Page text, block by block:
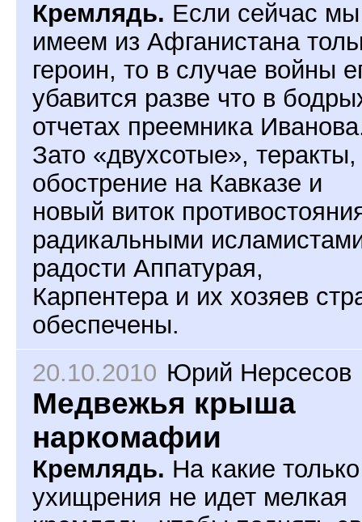
Кремлядь. Если сейчас мы
имеем из Афганистана
героин, то в случае войны
убавится разве что в
отчетах преемника
Зато «двухсотые», теракты,
обострение на Кавказе и
новый виток
радикальными
радости Аппатурая,
Карпентера и их хозяев
обеспечены.
20.10.2010 Юрий Нерсесов
Медвежья крыша
наркомафии
Кремлядь. На какие только
ухищрения не идет мелкая